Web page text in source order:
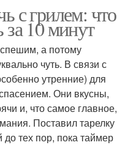
с грилем: что
10 минут
а потому
чуть. В связи с
утренние) для
Они вкусны,
и, что самое главное,
Поставил тарелку
тех пор, пока таймер